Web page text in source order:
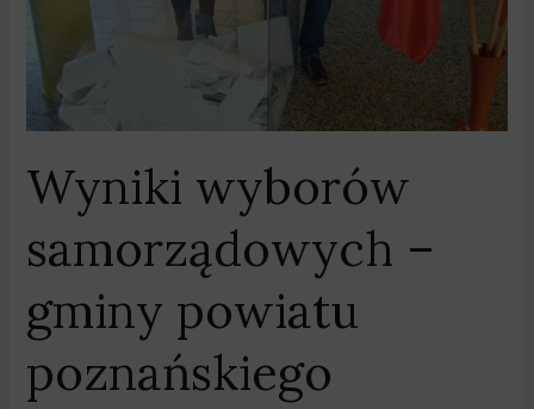
Wyniki wyborów
samorządowych –
gminy powiatu
poznańskiego
poznańskiego